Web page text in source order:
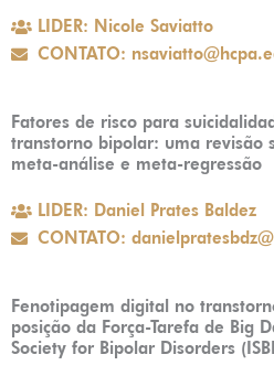
LIDER: Nicole Saviatto
CONTATO:
Fatores de risco para
transtorno bipolar: uma revisão
meta-análise e meta-regressão
LIDER: Daniel Prates Baldez
CONTATO:
Fenotipagem digital no
posição da Força-Tarefa de Big
Society for Bipolar Disorders